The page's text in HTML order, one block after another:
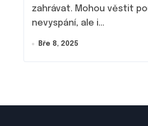
zahrávat. Mohou věstit
nevyspání, ale i...
Bře 8, 2025